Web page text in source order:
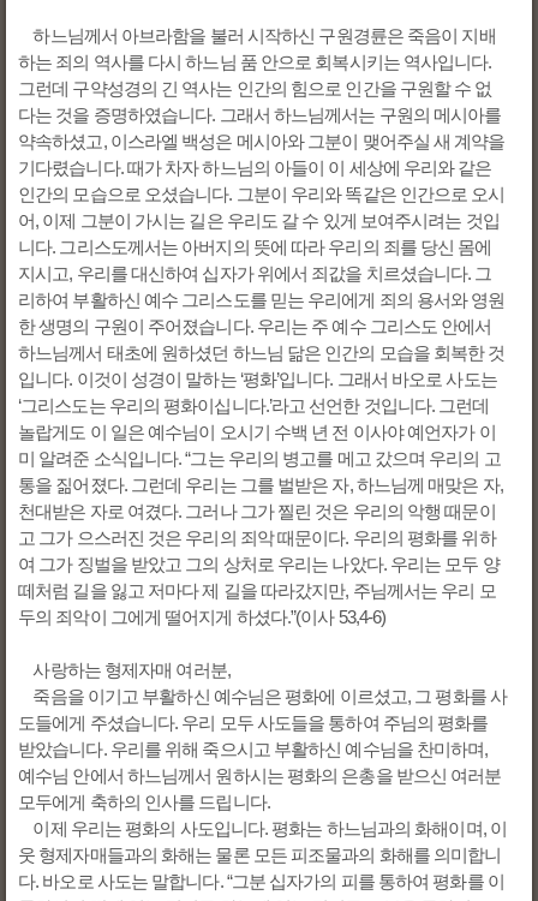
하느님께서 아브라함을 불러 시작하신 구원경륜은 죽음이 지배
하는 죄의 역사를 다시 하느님 품 안으로 회복시키는 역사입니다.
그런데 구약성경의 긴 역사는 인간의 힘으로 인간을 구원할 수 없
다는 것을 증명하였습니다. 그래서 하느님께서는 구원의 메시아를
약속하셨고, 이스라엘 백성은 메시아와 그분이 맺어주실 새 계약을
기다렸습니다. 때가 차자 하느님의 아들이 이 세상에 우리와 같은
인간의 모습으로 오셨습니다. 그분이 우리와 똑같은 인간으로 오시
어, 이제 그분이 가시는 길은 우리도 갈 수 있게 보여주시려는 것입
니다. 그리스도께서는 아버지의 뜻에 따라 우리의 죄를 당신 몸에
지시고, 우리를 대신하여 십자가 위에서 죄값을 치르셨습니다. 그
리하여 부활하신 예수 그리스도를 믿는 우리에게 죄의 용서와 영원
한 생명의 구원이 주어졌습니다. 우리는 주 예수 그리스도 안에서
하느님께서 태초에 원하셨던 하느님 닮은 인간의 모습을 회복한 것
입니다. 이것이 성경이 말하는 ‘평화’입니다. 그래서 바오로 사도는
‘그리스도는 우리의 평화이십니다.’라고 선언한 것입니다. 그런데
놀랍게도 이 일은 예수님이 오시기 수백 년 전 이사야 예언자가 이
미 알려준 소식입니다. “그는 우리의 병고를 메고 갔으며 우리의 고
통을 짊어졌다. 그런데 우리는 그를 벌받은 자, 하느님께 매맞은 자,
천대받은 자로 여겼다. 그러나 그가 찔린 것은 우리의 악행 때문이
고 그가 으스러진 것은 우리의 죄악 때문이다. 우리의 평화를 위하
여 그가 징벌을 받았고 그의 상처로 우리는 나았다. 우리는 모두 양
떼처럼 길을 잃고 저마다 제 길을 따라갔지만, 주님께서는 우리 모
두의 죄악이 그에게 떨어지게 하셨다.”(이사 53,4-6)
사랑하는 형제자매 여러분,
죽음을 이기고 부활하신 예수님은 평화에 이르셨고, 그 평화를 사
도들에게 주셨습니다. 우리 모두 사도들을 통하여 주님의 평화를
받았습니다. 우리를 위해 죽으시고 부활하신 예수님을 찬미하며,
예수님 안에서 하느님께서 원하시는 평화의 은총을 받으신 여러분
모두에게 축하의 인사를 드립니다.
이제 우리는 평화의 사도입니다. 평화는 하느님과의 화해이며, 이
웃 형제자매들과의 화해는 물론 모든 피조물과의 화해를 의미합니
다. 바오로 사도는 말합니다. “그분 십자가의 피를 통하여 평화를 이